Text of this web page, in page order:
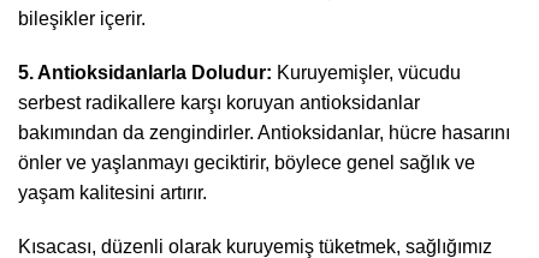
bileşikler içerir.
5. Antioksidanlarla Doludur: Kuruyemişler, vücudu
serbest radikallere karşı koruyan antioksidanlar
bakımından da zengindirler. Antioksidanlar, hücre hasarını
önler ve yaşlanmayı geciktirir, böylece genel sağlık ve
yaşam kalitesini artırır.
Kısacası, düzenli olarak kuruyemiş tüketmek, sağlığımız